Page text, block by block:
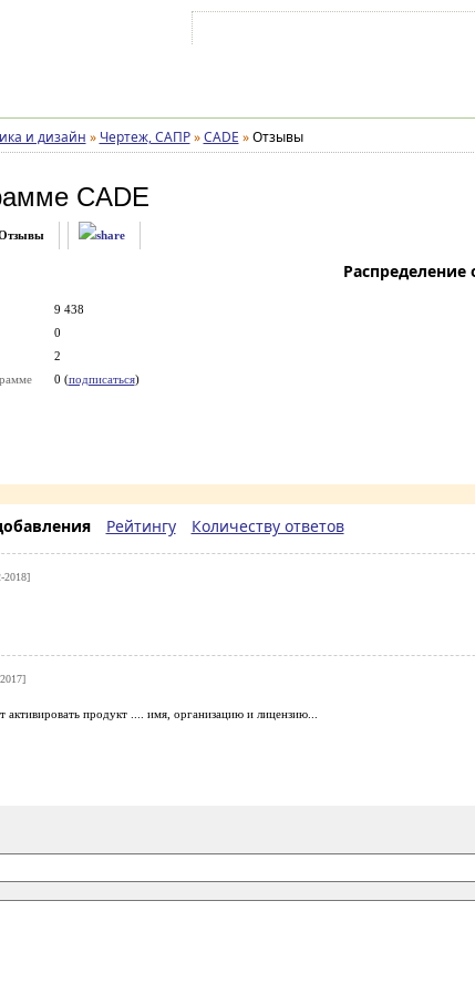
и дизайн » Чертеж, САПР » CADE » Отзывы
CADE
9 438
0
2
0 (подписаться)
Рейтингу Количеству ответов
2018]
продукт .... имя, организацию и лицензию...